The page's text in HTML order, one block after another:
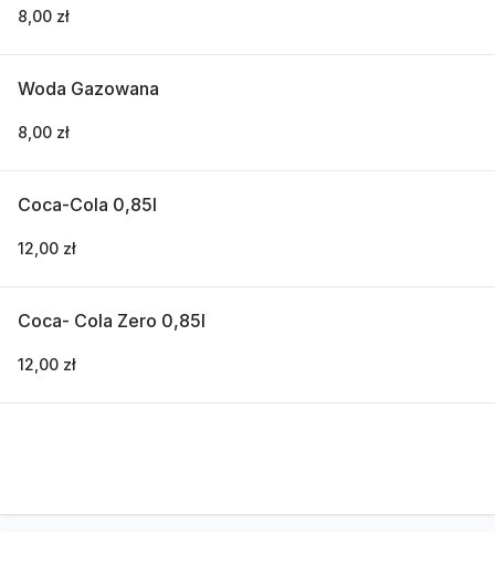
8,00 zł
Woda Gazowana
8,00 zł
Coca-Cola 0,85l
12,00 zł
Coca- Cola Zero 0,85l
12,00 zł